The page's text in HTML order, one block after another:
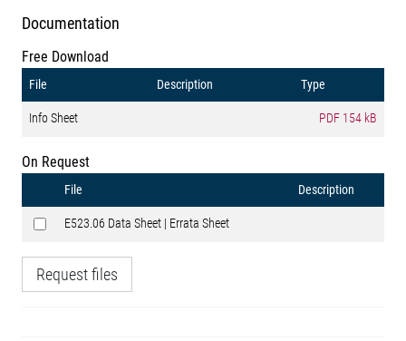
Documentation
Free Download
File Description Type
Info Sheet PDF 154 kB
On Request
File Description
E523.06 Data Sheet | Errata Sheet
Request files